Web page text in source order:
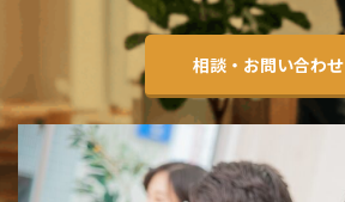
相談・お問い合わせ